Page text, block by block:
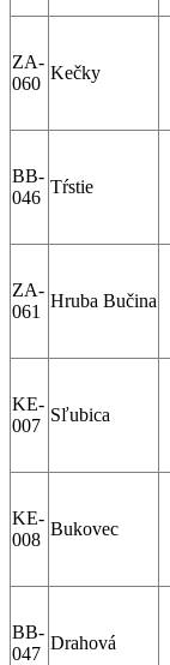
ZA-
060
Kečky
BB-
046
Tŕstie
ZA-
061
Hruba Bučina
KE-
007
Sľubica
KE-
008
Bukovec
BB-
047
Drahová